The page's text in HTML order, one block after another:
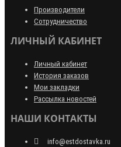
Производители
Сотрудничество
ЛИЧНЫЙ КАБИНЕТ
Личный кабинет
История заказов
Мои закладки
Рассылка новостей
НАШИ КОНТАКТЫ
info@estdostavka.ru